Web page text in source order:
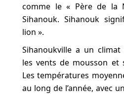
comme le « Père de la
Sihanouk. Sihanouk
lion ».
Sihanoukville a un
les vents de mousson et
Les températures
au long de l’année, avec